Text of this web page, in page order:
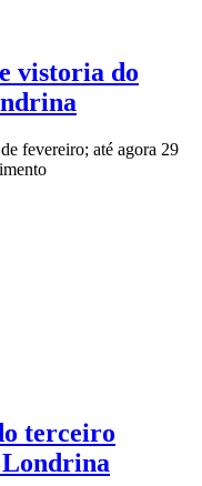
vistoria do
fevereiro; até agora 29
terceiro
Londrina